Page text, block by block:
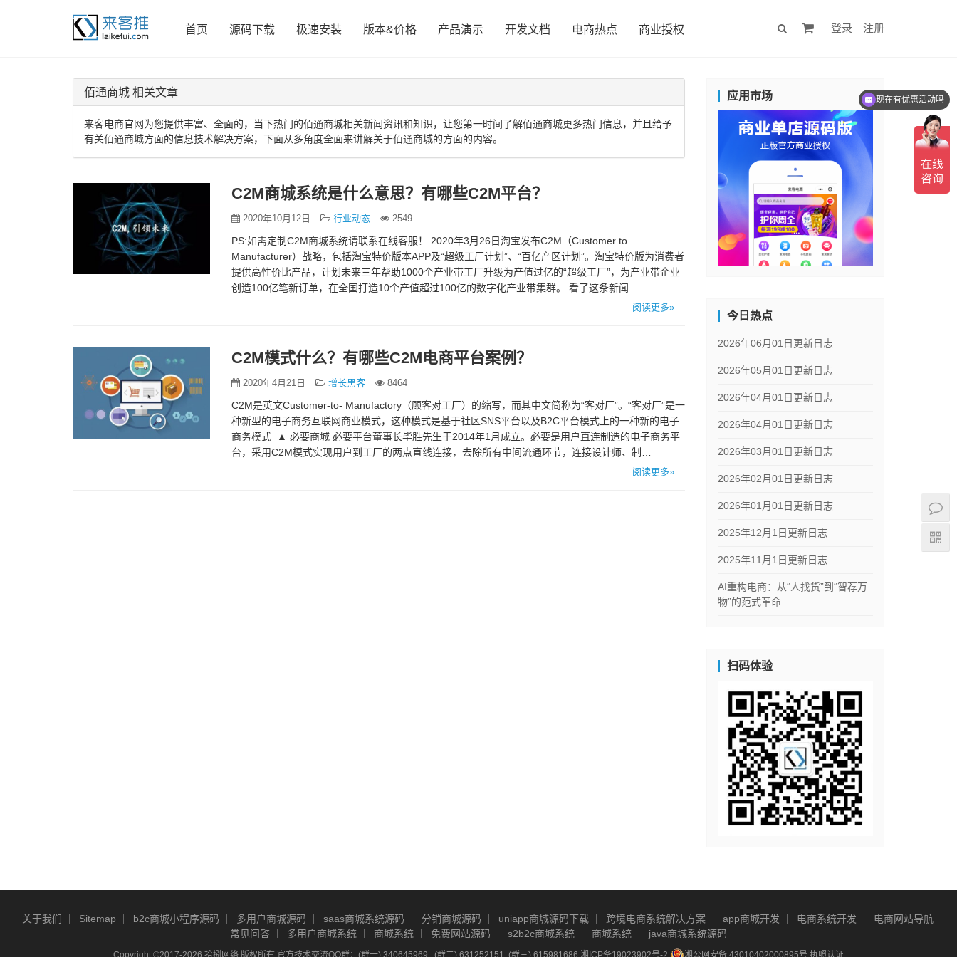
首页 源码下载 极速安装 版本&价格 产品演示 开发文档 电商热点 商业授权 登录 注册
佰通商城 相关文章
来客电商官网为您提供丰富、全面的，当下热门的佰通商城相关新闻资讯和知识，让您第一时间了解佰通商城更多热门信息，并且给予
有关佰通商城方面的信息技术解决方案，下面从多角度全面来讲解关于佰通商城的方面的内容。
C2M商城系统是什么意思？有哪些C2M平台？
2020年10月12日 行业动态 2549
PS:如需定制C2M商城系统请联系在线客服！ 2020年3月26日淘宝发布C2M（Customer to
Manufacturer）战略，包括淘宝特价版本APP及“超级工厂计划”、“百亿产区计划”。淘宝特价版为消费者
提供高性价比产品，计划未来三年帮助1000个产业带工厂升级为产值过亿的“超级工厂”，为产业带企业
创造100亿笔新订单，在全国打造10个产值超过100亿的数字化产业带集群。 看了这条新闻…
阅读更多»
C2M模式什么？有哪些C2M电商平台案例？
2020年4月21日 增长黑客 8464
C2M是英文Customer-to- Manufactory（顾客对工厂）的缩写，而其中文简称为“客对厂”。“客对厂”是一
种新型的电子商务互联网商业模式，这种模式是基于社区SNS平台以及B2C平台模式上的一种新的电子
商务模式 ▲ 必要商城 必要平台董事长毕胜先生于2014年1月成立。必要是用户直连制造的电子商务平
台，采用C2M模式实现用户到工厂的两点直线连接，去除所有中间流通环节，连接设计师、制…
阅读更多»
应用市场
今日热点
2026年06月01日更新日志
2026年05月01日更新日志
2026年04月01日更新日志
2026年04月01日更新日志
2026年03月01日更新日志
2026年02月01日更新日志
2026年01月01日更新日志
2025年12月1日更新日志
2025年11月1日更新日志
AI重构电商：从“人找货”到“智荐万
物”的范式革命
扫码体验
关于我们 Sitemap b2c商城小程序源码 多用户商城源码 saas商城系统源码 分销商城源码 uniapp商城源码下载 跨境电商系统解决方案 app商城开发 电商系统开发
电商网站导航
常见问答
多用户商城系统 商城系统 免费网站源码 s2b2c商城系统 商城系统 java商城系统源码
Copyright ©2017-2026 拾捌网络 版权所有 官方技术交流QQ群：(群一) 340645969 , (群二) 631252151, (群三) 615981686 湘ICP备19023902号-2 湘公网安备 43010402000895号 执照认证
现在有优惠活动吗